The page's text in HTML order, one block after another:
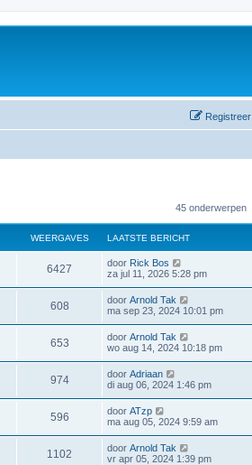
Registreer
45 onderwerpen
WEERGAVES LAATSTE BERICHT
6427 door Rick Bos
za jul 11, 2026 5:28 pm
608 door Arnold Tak
ma sep 23, 2024 10:01 pm
653 door Arnold Tak
wo aug 14, 2024 10:18 pm
974 door Adriaan
di aug 06, 2024 1:46 pm
596 door ATzp
ma aug 05, 2024 9:59 am
1102 door Arnold Tak
vr apr 05, 2024 1:39 pm